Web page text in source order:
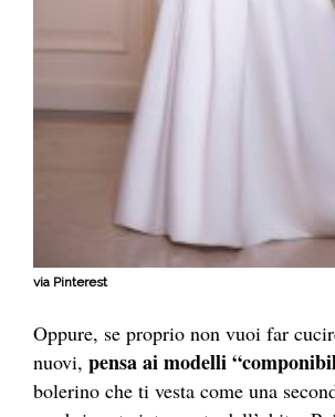
via Pinterest
Oppure, se proprio non vuoi far
nuovi, pensa ai modelli
bolerino che ti vesta come una